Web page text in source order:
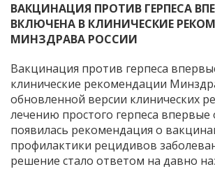
ВАКЦИНАЦИЯ ПРОТИВ ГЕРПЕСА
ВКЛЮЧЕНА В КЛИНИЧЕСКИЕ
МИНЗДРАВА РОССИИ
Вакцинация против герпеса
клинические рекомендации
обновленной версии клинических
лечению простого герпеса
появилась рекомендация о
профилактики рецидивов
решение стало ответом на давно